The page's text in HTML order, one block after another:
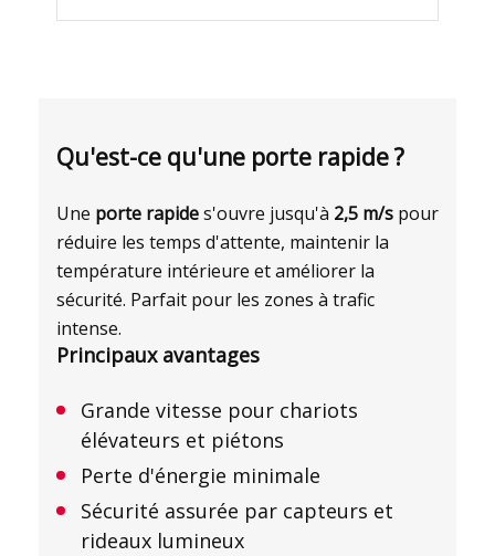
Qu'est-ce qu'une porte rapide ?
Une porte rapides'ouvre jusqu'à 2,5 m/s pour
réduire les temps d'attente, maintenir la
température intérieure et améliorer la
sécurité. Parfait pour les zones à trafic
intense.
Principaux avantages
Grande vitesse pour chariots
élévateurs et piétons
Perte d'énergie minimale
Sécurité assurée par capteurs et
rideaux lumineux